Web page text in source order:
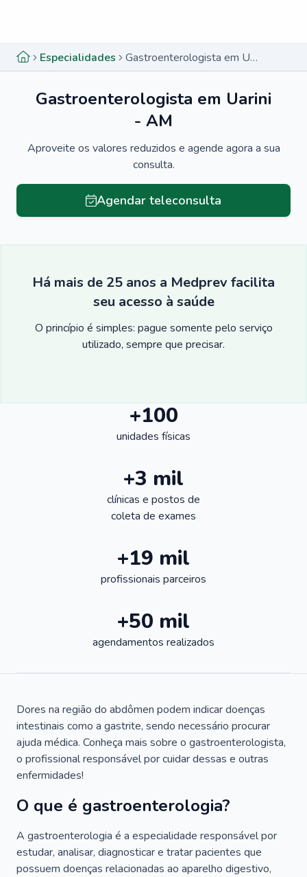
Especialidades Gastroenterologista em Uarini - AM
Gastroenterologista em Uarini
- AM
Aproveite os valores reduzidos e agende agora a sua
consulta.
Agendar teleconsulta
Há mais de 25 anos a Medprev facilita
seu acesso à saúde
O princípio é simples: pague somente pelo serviço
utilizado, sempre que precisar.
+100
unidades físicas
+3 mil
clínicas e postos de
coleta de exames
+19 mil
profissionais parceiros
+50 mil
agendamentos realizados
Dores na região do abdômen podem indicar doenças
intestinais como a gastrite, sendo necessário procurar
ajuda médica. Conheça mais sobre o gastroenterologista,
o profissional responsável por cuidar dessas e outras
enfermidades!
O que é gastroenterologia?
A gastroenterologia é a especialidade responsável por
estudar, analisar, diagnosticar e tratar pacientes que
possuem doenças relacionadas ao aparelho digestivo,